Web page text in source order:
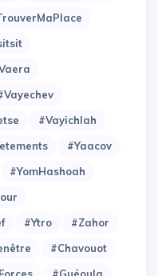
#Vayichlah
#Yaacov
#YomHashoah
#Ytro
#Zahor
#chavouot
#guéoula